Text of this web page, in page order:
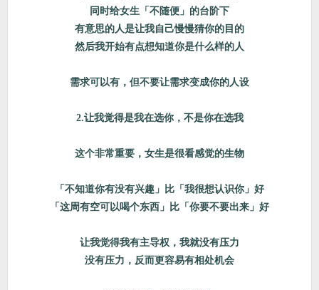
同时给女生「不随便」的台阶下
有意思的人是让我自己慢慢猜你的目的
然后我开始有点想知道你是什么样的人
需求可以有，但不要让需求变成你的人设
2.让我觉得是我在选你，不是你在选我
这个非常重要，女生是很看感觉的生物
「不知道你有没有兴趣」比「我很想认识你」好
「这周有空可以喝个东西」比「你要不要出来」好
让我觉得我有主导权，我就没有压力
没有压力，反而更容易有相处机会